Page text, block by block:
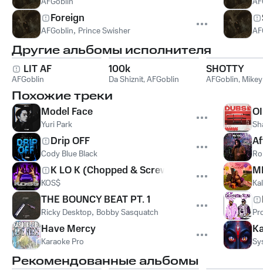
Foreign
AFGoblin, Prince Swisher
Другие альбомы исполнителя
LIT AF
AFGoblin
100k
Da Shiznit,AFGoblin
SHOTTY
AFGoblin,
Похожие треки
Model Face
Yuri Park
Drip OFF
Cody Blue Black
K LO K (Chopped & Screwed by DJ GonFire)
KOS$
THE BOUNCY BEAT PT. 1
Ricky Desktop, Bobby Sasquatch
Have Mercy
Karaoke Pro
Рекомендованные альбомы